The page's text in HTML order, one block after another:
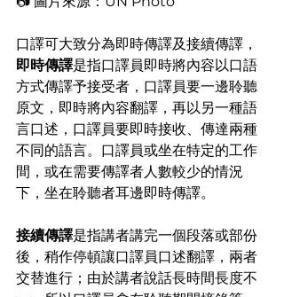
口譯可大致分為即時傳譯及接續傳譯，
即時傳譯是指口譯員即時將內容以口語
方式傳譯予接受者，口譯員要一邊聆聽
原文，即時將內容翻譯，再以另一種語
言口述，口譯員要即時接收、傳達兩種
不同的語言。口譯員或坐在特定的工作
間，或在需要傳譯者人數較少的情況
下，坐在聆聽者耳邊即時傳譯。
接續傳譯是指講者講完一個段落或部份
後，稍作停頓讓口譯員口述翻譯，兩者
交替進行；由於講者說話長時間長度不